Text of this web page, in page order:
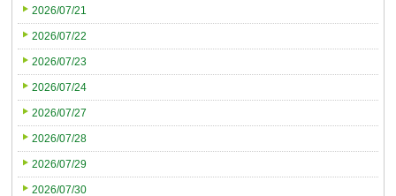
2026/07/21
2026/07/22
2026/07/23
2026/07/24
2026/07/27
2026/07/28
2026/07/29
2026/07/30